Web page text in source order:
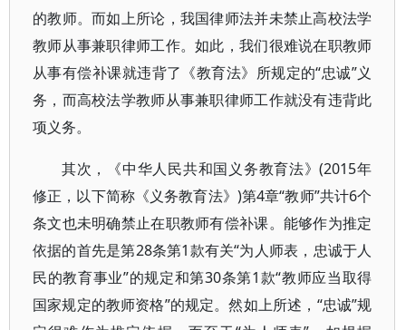
的教师。而如上所论，我国律师法并未禁止高校法学
教师从事兼职律师工作。如此，我们很难说在职教师
从事有偿补课就违背了《教育法》所规定的“忠诚”义
务，而高校法学教师从事兼职律师工作就没有违背此
项义务。
其次，《中华人民共和国义务教育法》(2015年
修正，以下简称《义务教育法》)第4章“教师”共计6个
条文也未明确禁止在职教师有偿补课。能够作为推定
依据的首先是第28条第1款有关“为人师表，忠诚于人
民的教育事业”的规定和第30条第1款“教师应当取得
国家规定的教师资格”的规定。然如上所述，“忠诚”规